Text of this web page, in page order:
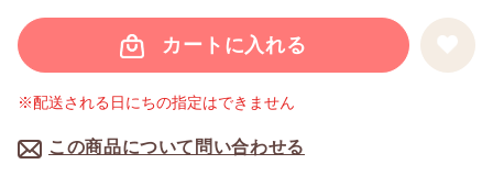
カートに入れる
この商品について問い合わせる
※配送される日にちの指定はできません